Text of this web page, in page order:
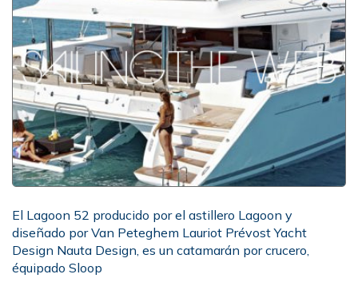
El Lagoon 52 producido por el astillero Lagoon y
diseñado por Van Peteghem Lauriot Prévost Yacht
Design Nauta Design, es un catamarán por crucero,
équipado Sloop